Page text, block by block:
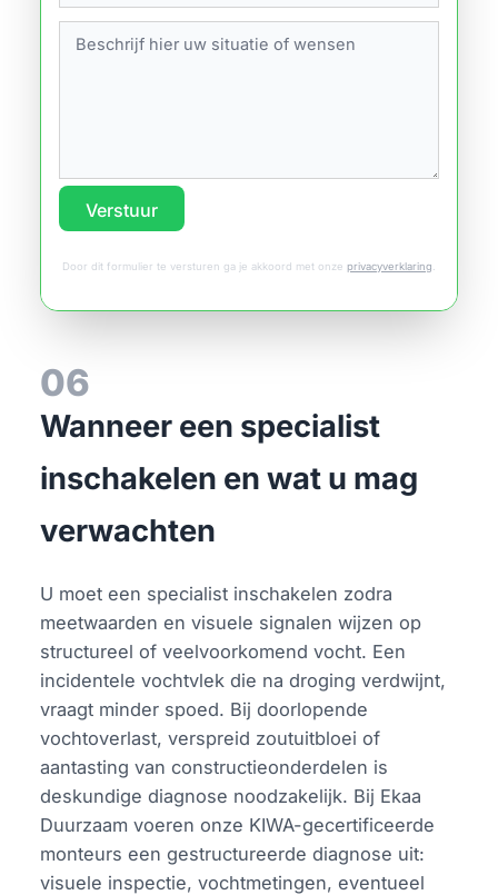
Verstuur
Door dit formulier te versturen ga je akkoord met onze privacyverklaring
06
Wanneer een specialist
inschakelen en wat u mag
verwachten
U moet een specialist inschakelen zodra
meetwaarden en visuele signalen wijzen op
structureel of veelvoorkomend vocht. Een
incidentele vochtvlek die na droging verdwijnt,
vraagt minder spoed. Bij doorlopende
vochtoverlast, verspreid zoutuitbloei of
aantasting van constructieonderdelen is
deskundige diagnose noodzakelijk. Bij Ekaa
Duurzaam voeren onze KIWA-gecertificeerde
monteurs een gestructureerde diagnose uit:
visuele inspectie, vochtmetingen, eventueel